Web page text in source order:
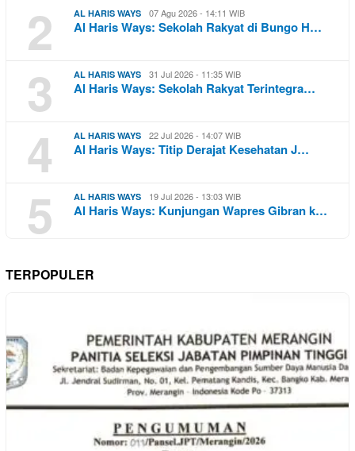
2
AL HARIS WAYS 07 Agu 2026 - 14:11 WIB
Al Haris Ways: Sekolah Rakyat di Bungo H…
3 AL HARIS WAYS 31 Jul 2026 - 11:35 WIB
Al Haris Ways: Sekolah Rakyat Terintegra…
4 AL HARIS WAYS 22 Jul 2026 - 14:07 WIB
Al Haris Ways: Titip Derajat Kesehatan J…
5 AL HARIS WAYS 19 Jul 2026 - 13:03 WIB
Al Haris Ways: Kunjungan Wapres Gibran k…
TERPOPULER